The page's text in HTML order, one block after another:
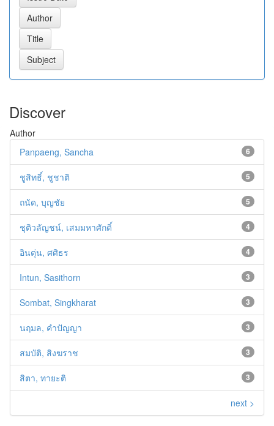
Discover
Author
6
Panpaeng, Sancha
5
ชูสิทธิ์, ชูชาติ
5
ถนัด, บุญชัย
4
ชุติวลัญชน์, เสมมหาศักดิ์
4
อินตุ่น, ศศิธร
3
Intun, Sasithorn
3
Sombat, Singkharat
3
นฤมล, คำปัญญา
3
สมบัติ, สิงฆราช
3
สิตา, ทายะติ
next >